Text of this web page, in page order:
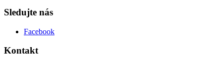
Sledujte nás
Facebook
Kontakt